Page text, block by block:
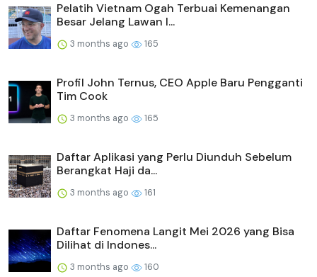
Pelatih Vietnam Ogah Terbuai Kemenangan
Besar Jelang Lawan I...
3 months ago 165
Profil John Ternus, CEO Apple Baru Pengganti
Tim Cook
3 months ago 165
Daftar Aplikasi yang Perlu Diunduh Sebelum
Berangkat Haji da...
3 months ago 161
Daftar Fenomena Langit Mei 2026 yang Bisa
Dilihat di Indones...
3 months ago 160